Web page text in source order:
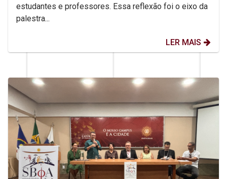
estudantes e professores. Essa reflexão foi o eixo da
palestra...
LER MAIS